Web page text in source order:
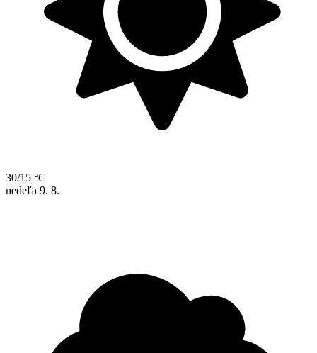
30/15 °C
nedeľa 9. 8.